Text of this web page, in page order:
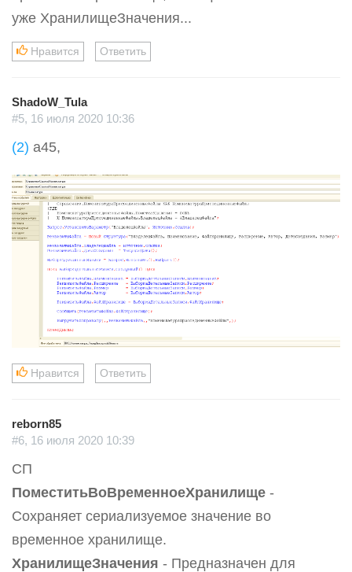
уже ХранилищеЗначения...
Нравится Ответить
ShadoW_Tula
#5, 16 июля 2020 10:36
(2) a45,
Нравится Ответить
reborn85
#6, 16 июля 2020 10:39
СП
ПоместитьВоВременноеХранилище -
Сохраняет сериализуемое значение во
временное хранилище.
ХранилищеЗначения - Предназначен для